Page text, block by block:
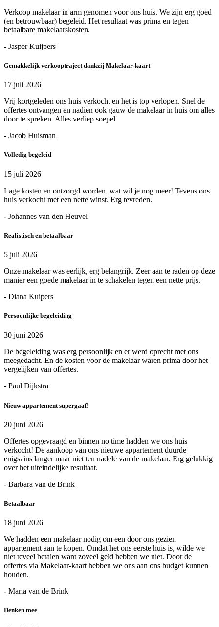
Verkoop makelaar in arm genomen voor ons huis. We zijn erg goed
(en betrouwbaar) begeleid. Het resultaat was prima en tegen
betaalbare makelaarskosten.
- Jasper Kuijpers
Gemakkelijk verkooptraject dankzij Makelaar-kaart
17 juli 2026
Vrij kortgeleden ons huis verkocht en het is top verlopen. Snel de
offertes ontvangen en nadien ook gauw de makelaar in huis om alles
door te spreken. Alles verliep soepel.
- Jacob Huisman
Volledig begeleid
15 juli 2026
Lage kosten en ontzorgd worden, wat wil je nog meer! Tevens ons
huis verkocht met een nette winst. Erg tevreden.
- Johannes van den Heuvel
Realistisch en betaalbaar
5 juli 2026
Onze makelaar was eerlijk, erg belangrijk. Zeer aan te raden op deze
manier een goede makelaar in te schakelen tegen een nette prijs.
- Diana Kuipers
Persoonlijke begeleiding
30 juni 2026
De begeleiding was erg persoonlijk en er werd oprecht met ons
meegedacht. En de kosten voor de makelaar waren prima door het
vergelijken van offertes.
- Paul Dijkstra
Nieuw appartement supergaaf!
20 juni 2026
Offertes opgevraagd en binnen no time hadden we ons huis
verkocht! De aankoop van ons nieuwe appartement duurde
enigszins langer maar niet ten nadele van de makelaar. Erg gelukkig
over het uiteindelijke resultaat.
- Barbara van de Brink
Betaalbaar
18 juni 2026
We hadden een makelaar nodig om een door ons gezien
appartement aan te kopen. Omdat het ons eerste huis is, wilde we
niet teveel betalen want zoveel geld hebben we niet. Door de
offertes via Makelaar-kaart hebben we ons aan ons budget kunnen
houden.
- Maria van de Brink
Denken mee